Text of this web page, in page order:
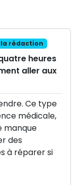
rédaction
heures
aller aux
Ce type
médicale,
manque
des
à réparer si